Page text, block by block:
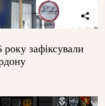
року зафіксували